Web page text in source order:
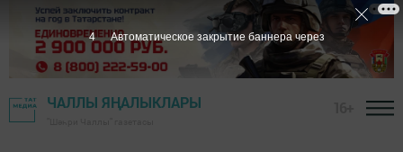
ЧАЛЛЫ ЯҢАЛЫКЛАРЫ
3 Автоматическое закрытие баннера через